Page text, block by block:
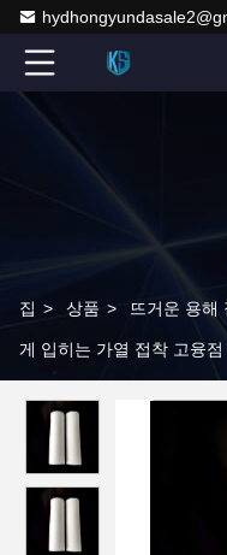
집 > 상품 > 뜨거운 용해
게 입히는 가열 접착 고융